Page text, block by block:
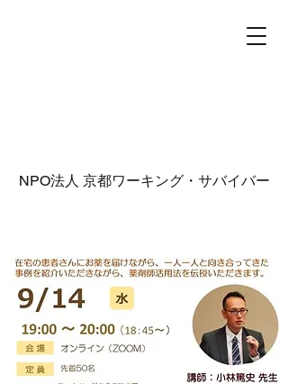
NPO法人 京都ワーキング・サバイバー